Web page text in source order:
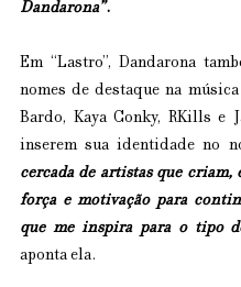
Dandarona”.
Em “Lastro”, Dandarona
nomes de destaque na
Bardo, Kaya Conky, RKills e
inserem sua identidade no
cercada de artistas que criam,
força e motivação para
que me inspira para o tipo
aponta ela.